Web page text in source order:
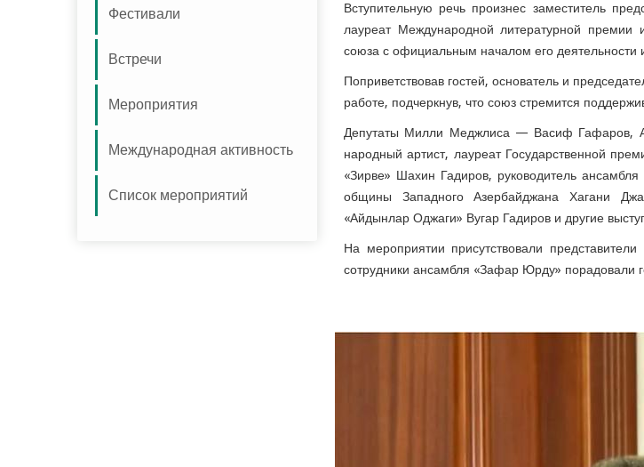
Фестивали
Встречи
Мероприятия
Международная активность
Список мероприятий
Вступительную речь произнес заместитель
лауреат Международной литературной
союза с официальным началом его деятельности
Поприветствовав гостей, основатель и
работе, подчеркнув, что союз стремится
Депутаты Милли Меджлиса — Васиф Гафаров,
народный артист, лауреат Государственной
«Зирве» Шахин Гадиров, руководитель
общины Западного Азербайджана Хагани
«Айдынлар Оджаги» Вугар Гадиров и другие
На мероприятии присутствовали
сотрудники ансамбля «Зафар Юрду» порадовали